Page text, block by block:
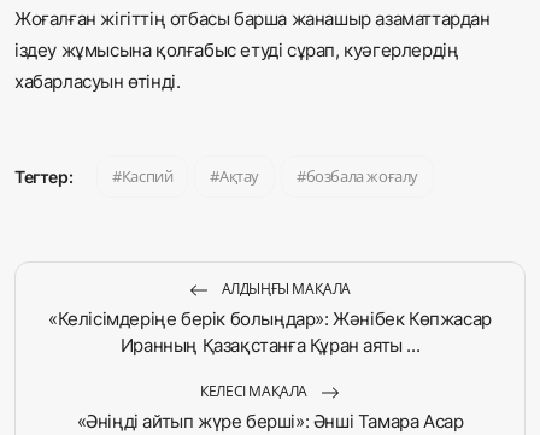
Жоғалған жігіттің отбасы барша жанашыр азаматтардан
іздеу жұмысына қолғабыс етуді сұрап, куәгерлердің
хабарласуын өтінді.
Тегтер: Каспий Ақтау бозбала жоғалу
АЛДЫҢҒЫ МАҚАЛА
«Келісімдеріңе берік болыңдар»: Жәнібек Көпжасар
Иранның Қазақстанға Құран аяты ...
КЕЛЕСІ МАҚАЛА
«Әніңді айтып жүре берші»: Әнші Тамара Асар